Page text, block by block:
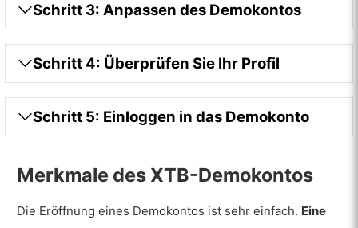
Schritt 3: Anpassen des Demokontos
Schritt 4: Überprüfen Sie Ihr Profil
Schritt 5: Einloggen in das Demokonto
Merkmale des XTB-Demokontos
Die Eröffnung eines Demokontos ist sehr einfach. Eine